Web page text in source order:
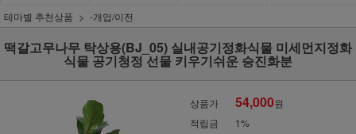
테마별 추천상품 -개업/이전
떡갈고무나무 탁상용(BJ_05) 실내공기정화식물 미세먼지정화
식물 공기청정 선물 키우기쉬운 승진화분
상품가 54,000원
적립금
1%